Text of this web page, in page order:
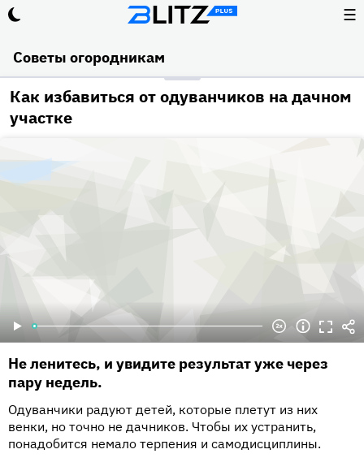
☰
Советы огородникам
Как избавиться от одуванчиков на дачном
участке
Не ленитесь, и увидите результат уже через
пару недель.
Одуванчики радуют детей, которые плетут из них
венки, но точно не дачников. Чтобы их устранить,
понадобится немало терпения и самодисциплины.